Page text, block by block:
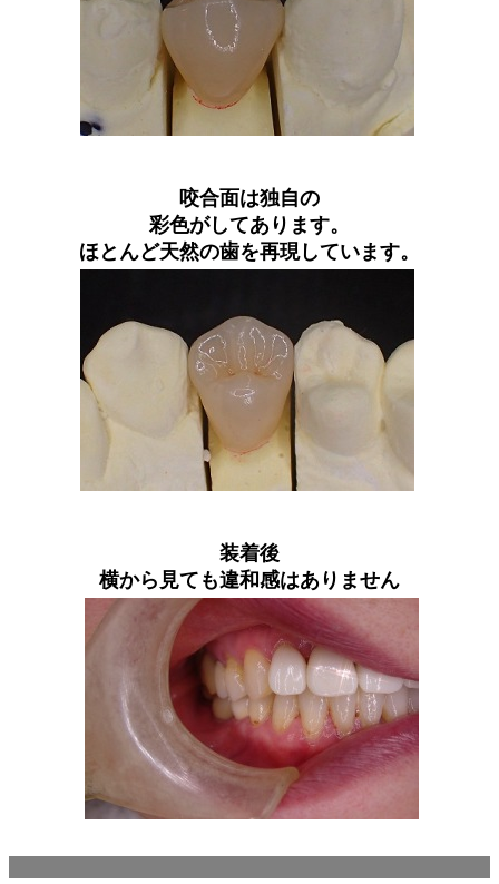
咬合面は独自の
彩色がしてあります。
ほとんど天然の歯を再現しています。
装着後
横から見ても違和感はありません